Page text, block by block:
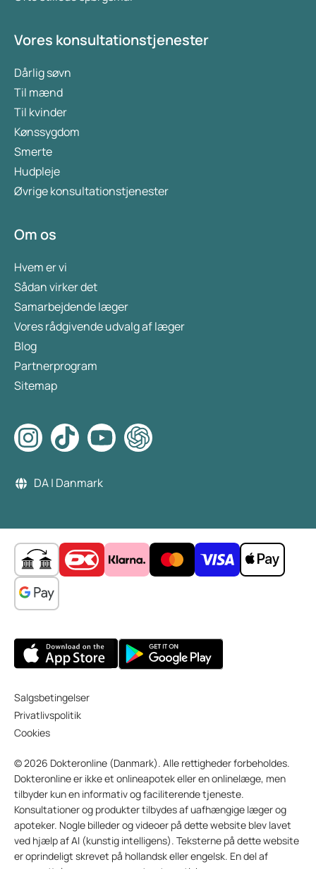
Vores konsultationstjenester
Dårlig søvn
Til mænd
Til kvinder
Kønssygdom
Smerte
Hudpleje
Øvrige konsultationstjenester
Om os
Hvem er vi
Sådan virker det
Samarbejdende læger
Vores rådgivende udvalg af læger
Blog
Partnerprogram
Sitemap
DA | Danmark
Salgsbetingelser
Privatlivspolitik
Cookies
© 2026 Dokteronline (Danmark). Alle rettigheder forbeholdes.
Dokteronline er ikke et onlineapotek eller en onlinelæge, men
tilbyder kun en informativ og faciliterende tjeneste.
Konsultationer og produkter tilbydes af uafhængige læger og
apoteker. Nogle billeder og videoer på dette website blev lavet
ved hjælp af AI (kunstig intelligens). Teksterne på dette website
er oprindeligt skrevet på hollandsk eller engelsk. En del af